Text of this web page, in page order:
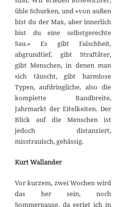
üble Schurken, und »von außen
bist du der Max, aber innerlich
bist du eine selbstgerechte
Sau.« Es gibt Falschheit,
abgrundtief, gibt Straftäter,
gibt Menschen, in denen man
sich täuscht, gibt harmlose
Typen, aufdringliche, also die
komplette Bandbreite,
Jahrmarkt der Eitelkeiten. Der
Blick auf die Menschen ist
jedoch distanziert,
misstrauisch, gehässig.
Kurt Wallander
Vor kurzem, zwei Wochen wird
das her sein, noch
Sommerpause, da geriet ich in